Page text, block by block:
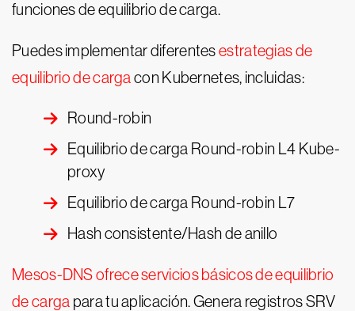
funciones de equilibrio de carga.
Puedes implementar diferentesestrategias de
equilibrio de carga con Kubernetes, incluidas:
Round-robin
Equilibrio de carga Round-robin L4 Kube-
proxy
Equilibrio de carga Round-robin L7
Hash consistente/Hash de anillo
Mesos-DNS ofrece servicios básicos de equilibrio
de carga para tu aplicación. Genera registros SRV